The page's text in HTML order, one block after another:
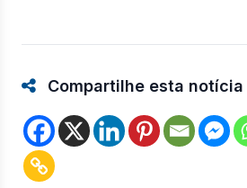
Compartilhe esta notícia